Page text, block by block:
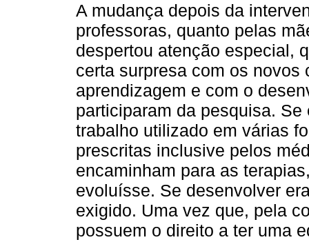
A mudança depois da
professoras, quanto pelas
despertou atenção especial,
certa surpresa com os novos
aprendizagem e com o
participaram da pesquisa.
trabalho utilizado em várias
prescritas inclusive pelos
encaminham para as
evoluísse. Se desenvolver
exigido. Uma vez que, pela
possuem o direito a ter uma